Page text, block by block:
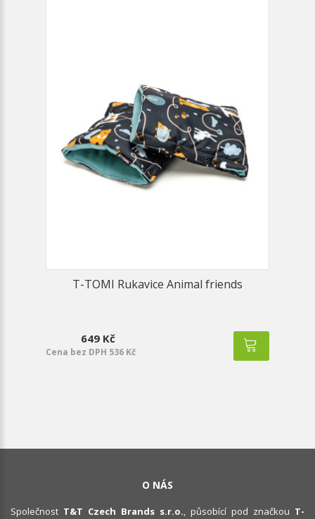
T-TOMI Rukavice Animal friends
649 Kč
Cena bez DPH 536 Kč
O NÁS
Společnost T&T Czech Brands s.r.o., působící pod značkou T-